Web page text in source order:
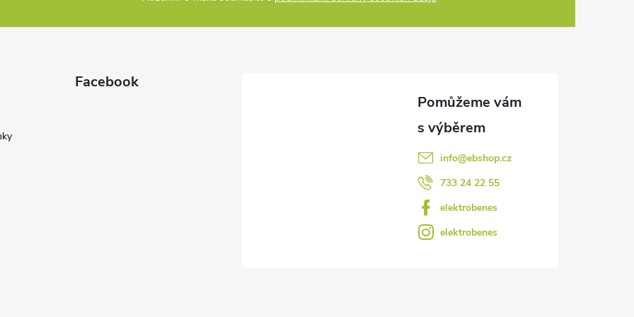
Facebook
info@ebshop.cz
733 24 22 55
elektrobenes
elektrobenes